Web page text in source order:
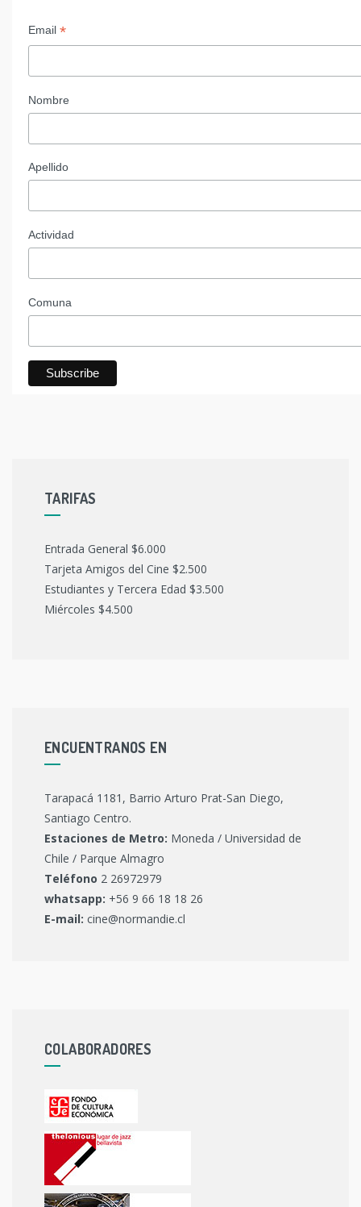
Email *
Nombre
Apellido
Actividad
Comuna
TARIFAS
Entrada General $6.000
Tarjeta Amigos del Cine $2.500
Estudiantes y Tercera Edad $3.500
Miércoles $4.500
ENCUENTRANOS EN
Tarapacá 1181, Barrio Arturo Prat-San Diego,
Santiago Centro.
Estaciones de Metro: Moneda / Universidad de
Chile / Parque Almagro
Teléfono 2 26972979
whatsapp: +56 9 66 18 18 26
E-mail: cine@normandie.cl
COLABORADORES